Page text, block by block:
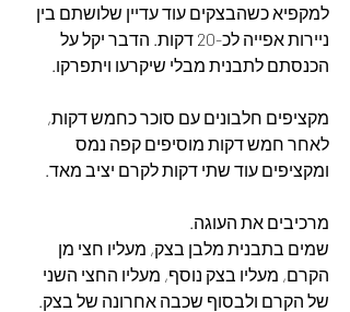
למקפיא כשהבצקים עוד עדיין שלושתם בין
ניירות אפייה לכ-20 דקות. הדבר יקל על
הכנסתם לתבנית מבלי שיקרעו ויתפרקו.
מקציפים חלבונים עם סוכר כחמש דקות,
לאחר חמש דקות מוסיפים קפה נמס
ומקציפים עוד שתי דקות לקרם יציב מאד.
מרכיבים את העוגה.
שמים בתבנית מלבן בצק, מעליו חצי מן
הקרם, מעליו בצק נוסף, מעליו החצי השני
של הקרם ולבסוף שכבה אחרונה של בצק.